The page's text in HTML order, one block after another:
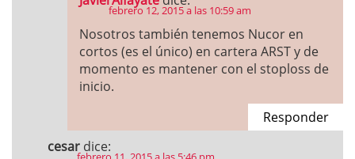
febrero 12, 2015 a las 10:59 am
Nosotros también tenemos Nucor en
cortos (es el único) en cartera ARST y de
momento es mantener con el stoploss de
inicio.
Responder
cesar dice: